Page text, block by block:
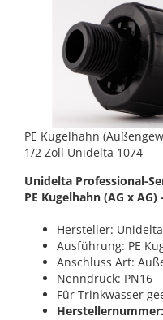
PE Kugelhahn
1/2 Zoll Unidelta 1074
Unidelta Professional-
PE Kugelhahn (AG x
Hersteller: Unidelta
Ausführung: PE
Anschluss Art:
Nenndruck: PN16
Für Trinkwasser
Herstellernummer: